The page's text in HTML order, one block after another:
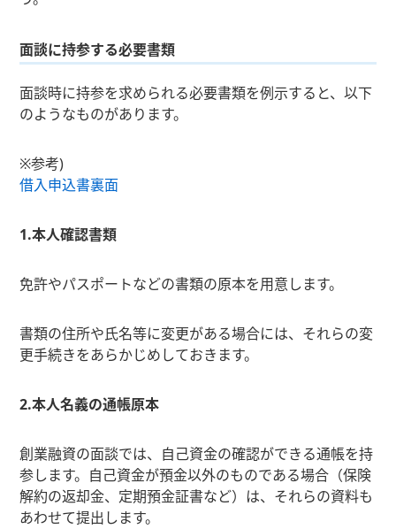
面談に持参する必要書類
面談時に持参を求められる必要書類を例示すると、以下
のようなものがあります。
※参考)
借入申込書裏面
1.本人確認書類
免許やパスポートなどの書類の原本を用意します。
書類の住所や氏名等に変更がある場合には、それらの変
更手続きをあらかじめしておきます。
2.本人名義の通帳原本
創業融資の面談では、自己資金の確認ができる通帳を持
参します。自己資金が預金以外のものである場合（保険
解約の返却金、定期預金証書など）は、それらの資料も
あわせて提出します。